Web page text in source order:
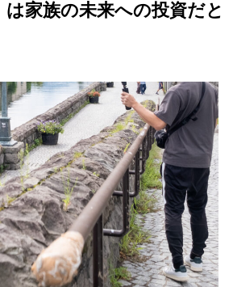
は家族の未来への投資だと